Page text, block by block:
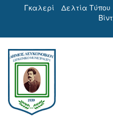
Γκαλερί Δελτία Τύπου